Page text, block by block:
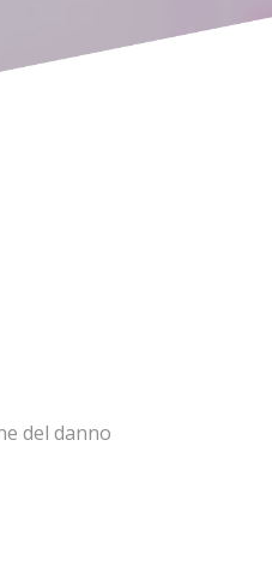
del danno